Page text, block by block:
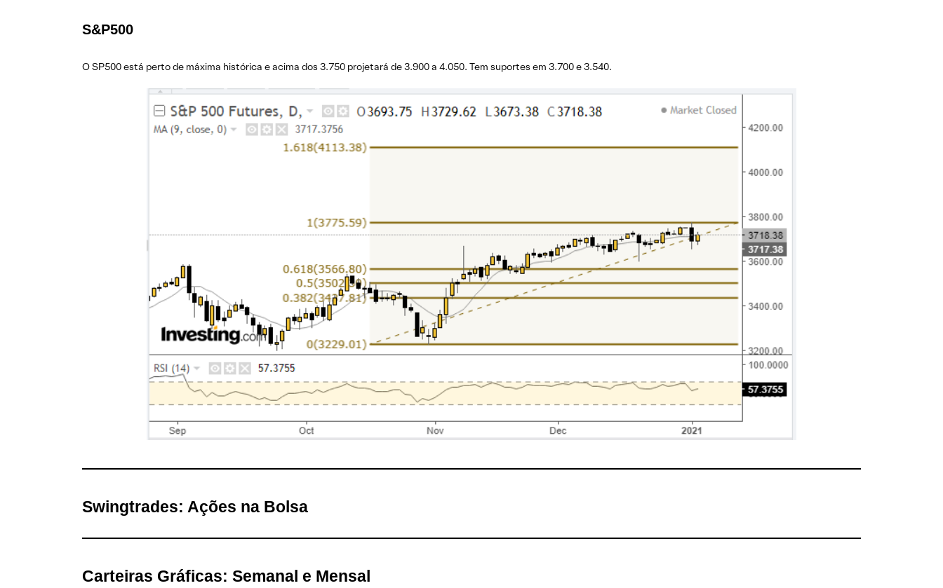
S&P500
O SP500 está perto de máxima histórica e acima dos 3.750 projetará de 3.900 a 4.050. Tem suportes em 3.700 e 3.540.
Swingtrades: Ações na Bolsa
Carteiras Gráficas: Semanal e Mensal